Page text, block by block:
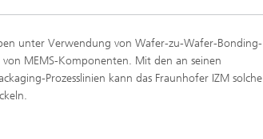
unter Verwendung von Wafer-zu-Wafer-Bonding-
MEMS-Komponenten. Mit den an seinen
Prozesslinien kann das Fraunhofer IZM solche